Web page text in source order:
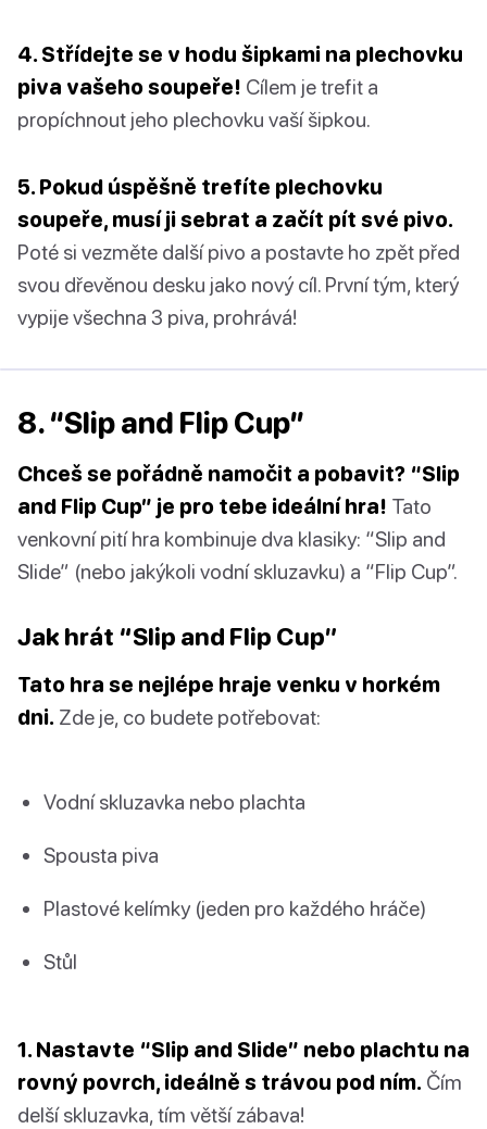
4. Střídejte se v hodu šipkami na plechovku
piva vašeho soupeře! Cílem je trefit a
propíchnout jeho plechovku vaší šipkou.
5. Pokud úspěšně trefíte plechovku
soupeře, musí ji sebrat a začít pít své pivo.
Poté si vezměte další pivo a postavte ho zpět před
svou dřevěnou desku jako nový cíl. První tým, který
vypije všechna 3 piva, prohrává!
8. “Slip and Flip Cup”
Chceš se pořádně namočit a pobavit? “Slip
and Flip Cup” je pro tebe ideální hra! Tato
venkovní pití hra kombinuje dva klasiky: “Slip and
Slide” (nebo jakýkoli vodní skluzavku) a “Flip Cup”.
Jak hrát “Slip and Flip Cup”
Tato hra se nejlépe hraje venku v horkém
dni. Zde je, co budete potřebovat:
Vodní skluzavka nebo plachta
Spousta piva
Plastové kelímky (jeden pro každého hráče)
Stůl
1. Nastavte “Slip and Slide” nebo plachtu na
rovný povrch, ideálně s trávou pod ním. Čím
delší skluzavka, tím větší zábava!